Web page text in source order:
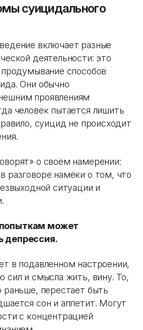
суицидального
включает разные
деятельности: это
способов
Они обычно
проявлениям
человек пытается лишить
суицид не происходит
о своём намерении:
разговоре намёки о том, что
ситуации и
может
депрессия.
в подавленном настроении,
сил и смысла жить, вину. То,
раньше, перестает быть
сон и аппетит. Могут
с концентрацией